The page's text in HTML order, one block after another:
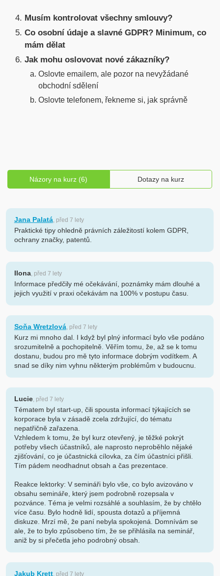
Musím kontrolovat všechny smlouvy?
Co osobní údaje a slavné GDPR? Minimum, co
mám dělat
Jak mohu oslovovat nové zákazníky?
Oslovte emailem, ale pozor na nevyžádané
obchodní sdělení
Oslovte telefonem, řekneme si, jak správně
Názory na kurz (6) Dotazy na kurz
Jana Palatá, před 7 lety
Praktické tipy ohledně právních záležitostí kolem GDPR,
ochrany značky, patentů.
Ilona, před 7 lety
Informace předčily mé očekávání, poznámky mám dlouhé a
jejich využití v praxi očekávám na 100% v postupu času.
Soňa Wretzlová, před 7 lety
Kurz mi mnoho dal. I když byl plný informací bylo vše podáno
srozumitelně a pochopitelně. Věřím tomu, že, až se k tomu
dostanu, budou pro mě tyto informace dobrým vodítkem. A
snad se díky nim vyhnu některým problémům v budoucnu.
Lucie, před 7 lety
Tématem byl start-up, čili spousta informací týkajících se
korporace byla v zásadě zcela zdržující, do tématu
nepatřičně zařazena.
Vzhledem k tomu, že byl kurz otevřený, je těžké pokrýt
potřeby všech účastníků, ale naprosto neproběhlo nějaké
zjišťování, co je účastnická cílovka, za čím účastníci přišli.
Tím pádem neodhadnut obsah a čas prezentace.
Reakce lektorky: V semináři bylo vše, co bylo avizováno v
obsahu semináře, který jsem podrobně rozepsala v
pozvánce. Téma je velmi rozsáhlé a souhlasím, že by chtělo
více času. Bylo hodně lidí, spousta dotazů a příjemná
diskuze. Mrzí mě, že paní nebyla spokojená. Domnívám se
ale, že to bylo způsobeno tím, že se přihlásila na seminář,
aniž by si přečetla jeho podrobný obsah.
Jakub Krett, před 7 lety